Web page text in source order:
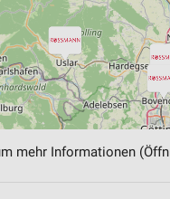
mehr Informationen